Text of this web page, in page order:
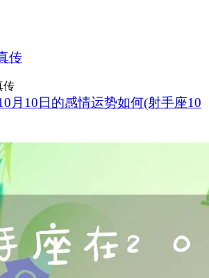
传
月10日的感情运势如何(射手座10